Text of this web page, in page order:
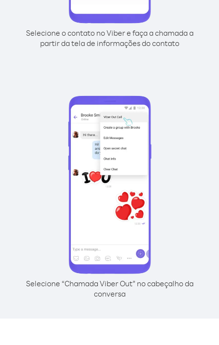
Selecione o contato no Viber e faça a chamada a
partir da tela de informações do contato
Selecione “Chamada Viber Out” no cabeçalho da
conversa